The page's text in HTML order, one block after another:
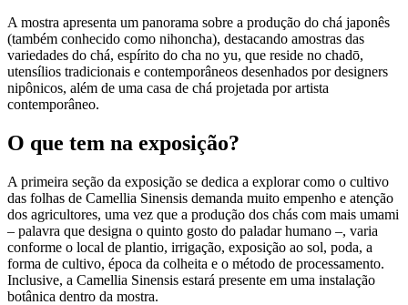
A mostra apresenta um panorama sobre a produção do chá japonês
(também conhecido como nihoncha), destacando amostras das
variedades do chá, espírito do cha no yu, que reside no chadō,
utensílios tradicionais e contemporâneos desenhados por designers
nipônicos, além de uma casa de chá projetada por artista
contemporâneo.
O que tem na exposição?
A primeira seção da exposição se dedica a explorar como o cultivo
das folhas de Camellia Sinensis demanda muito empenho e atenção
dos agricultores, uma vez que a produção dos chás com mais umami
– palavra que designa o quinto gosto do paladar humano –, varia
conforme o local de plantio, irrigação, exposição ao sol, poda, a
forma de cultivo, época da colheita e o método de processamento.
Inclusive, a Camellia Sinensis estará presente em uma instalação
botânica dentro da mostra.